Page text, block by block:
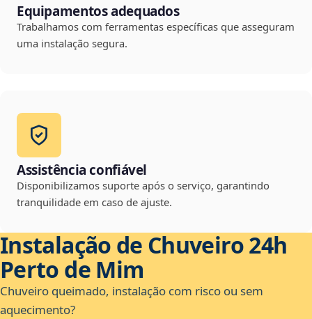
Equipamentos adequados
Trabalhamos com ferramentas específicas que asseguram
uma instalação segura.
Assistência confiável
Disponibilizamos suporte após o serviço, garantindo
tranquilidade em caso de ajuste.
Instalação de Chuveiro 24h
Perto de Mim
Chuveiro queimado, instalação com risco ou sem
aquecimento?